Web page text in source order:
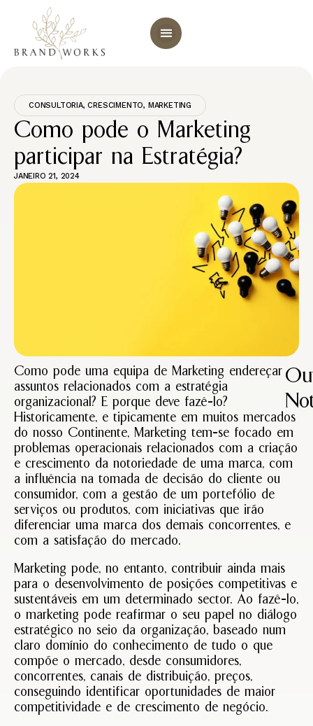
CONSULTORIA,CRESCIMENTO, MARKETING
Como pode o Marketing
participar na Estratégia?
JANEIRO 21, 2024
Como pode uma equipa de Marketing endereçar
assuntos relacionados com a estratégia
organizacional? E porque deve fazê-lo?
Historicamente, e tipicamente em muitos mercados
do nosso Continente, Marketing tem-se focado em
problemas operacionais relacionados com a criação
e crescimento da notoriedade de uma marca, com
a influência na tomada de decisão do cliente ou
consumidor, com a gestão de um portefólio de
serviços ou produtos, com iniciativas que irão
diferenciar uma marca dos demais concorrentes, e
com a satisfação do mercado.
Marketing pode, no entanto, contribuir ainda mais
para o desenvolvimento de posições competitivas e
sustentáveis em um determinado sector. Ao fazê-lo,
o marketing pode reafirmar o seu papel no diálogo
estratégico no seio da organização, baseado num
claro domínio do conhecimento de tudo o que
compõe o mercado, desde consumidores,
concorrentes, canais de distribuição, preços,
conseguindo identificar oportunidades de maior
competitividade e de crescimento de negócio.
do
Sem